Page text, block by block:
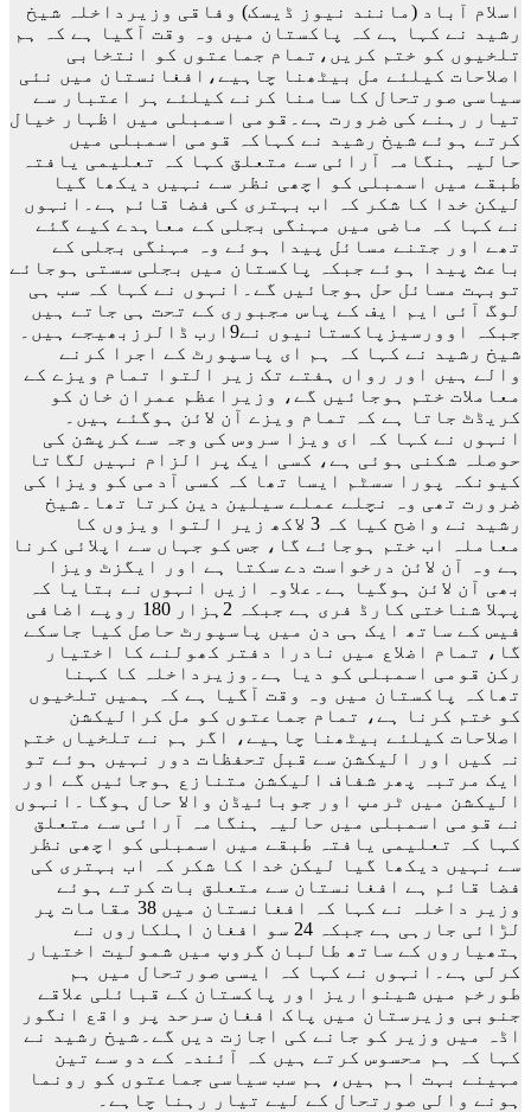
اسلام آباد (مانند نیوز ڈیسک) وفاقی وزیرداخلہ شیخ
رشید نے کہا ہے کہ پاکستان میں وہ وقت آگیا ہے کہ ہم
تلخیوں کو ختم کریں،تمام جماعتوں کو انتخابی
اصلاحات کیلئے مل بیٹھنا چاہیے،افغانستان میں نئی
سیاسی صورتحال کا سامنا کرنے کیلئے ہر اعتبار سے
تیار رہنے کی ضرورت ہے۔قومی اسمبلی میں اظہار خیال
کرتے ہوئے شیخ رشید نے کہاکہ قومی اسمبلی میں
حالیہ ہنگامہ آرائی سے متعلق کہا کہ تعلیمی یافتہ
طبقے میں اسمبلی کو اچھی نظر سے نہیں دیکھا گیا
لیکن خدا کا شکر کہ اب بہتری کی فضا قائم ہے۔انہوں
نے کہا کہ ماضی میں مہنگی بجلی کے معاہدے کیے گئے
تھے اور جتنے مسائل پیدا ہوئے وہ مہنگی بجلی کے
باعث پیدا ہوئے جبکہ پاکستان میں بجلی سستی ہوجائے
توبہت مسائل حل ہوجائیں گے۔انہوں نے کہا کہ سب ہی
لوگ آئی ایم ایف کے پاس مجبوری کے تحت ہی جاتے ہیں
جبکہ اوورسیزپاکستانیوں نے9ارب ڈالرزبھیجے ہیں۔
شیخ رشید نے کہا کہ ہم ای پاسپورٹ کے اجرا کرنے
والے ہیں اور رواں ہفتے تک زیر التوا تمام ویزے کے
معاملات ختم ہوجائیں گے، وزیراعظم عمران خان کو
کریڈٹ جاتا ہے کہ تمام ویزے آن لائن ہوگئے ہیں۔
انہوں نے کہا کہ ای ویزا سروس کی وجہ سے کرپشن کی
حوصلہ شکنی ہوئی ہے، کسی ایک پر الزام نہیں لگاتا
کیونکہ پورا سسٹم ایسا تھا کہ کسی آدمی کو ویزا کی
ضرورت تھی وہ نچلے عملے سیلین دین کرتا تھا۔شیخ
رشید نے واضح کیا کہ 3 لاکھ زیر التوا ویزوں کا
معاملہ اب ختم ہوجائے گا، جس کو جہاں سے اپلائی کرنا
ہے وہ آن لائن درخواست دے سکتا ہے اور ایگزٹ ویزا
بھی آن لائن ہوگیا ہے۔علاوہ ازیں انہوں نے بتایا کہ
پہلا شناختی کارڈ فری ہے جبکہ 2ہزار 180 روپے اضافی
فیس کے ساتھ ایک ہی دن میں پاسپورٹ حاصل کیا جاسکے
گا، تمام اضلاع میں نادرا دفتر کھولنے کا اختیار
رکن قومی اسمبلی کو دیا ہے۔وزیرداخلہ کا کہنا
تھاکہ پاکستان میں وہ وقت آگیا ہے کہ ہمیں تلخیوں
کو ختم کرنا ہے، تمام جماعتوں کو مل کرالیکشن
اصلاحات کیلئے بیٹھنا چاہیے، اگر ہم نے تلخیاں ختم
نہ کیں اور الیکشن سے قبل تحفظات دور نہیں ہوئے تو
ایک مرتبہ پھر شفاف الیکشن متنازع ہوجائیں گے اور
الیکشن میں ٹرمپ اور جوبائیڈن والا حال ہوگا۔انہوں
نے قومی اسمبلی میں حالیہ ہنگامہ آرائی سے متعلق
کہا کہ تعلیمی یافتہ طبقے میں اسمبلی کو اچھی نظر
سے نہیں دیکھا گیا لیکن خدا کا شکر کہ اب بہتری کی
فضا قائم ہے افغانستان سے متعلق بات کرتے ہوئے
وزیر داخلہ نے کہا کہ افغانستان میں 38 مقامات پر
لڑائی جارہی ہے جبکہ 24 سو افغان اہلکاروں نے
ہتھیاروں کے ساتھ طالبان گروپ میں شمولیت اختیار
کرلی ہے۔انہوں نے کہا کہ ایسی صورتحال میں ہم
طورخم میں شینواریز اور پاکستان کے قبائلی علاقے
جنوبی وزیرستان میں پاک افغان سرحد پر واقع انگور
اڈہ میں وزیر کو جانے کی اجازت دیں گے۔شیخ رشید نے
کہا کہ ہم محسوس کرتے ہیں کہ آئندہ کے دو سے تین
مہینے بہت اہم ہیں، ہم سب سیاسی جماعتوں کو رونما
ہونے والی صورتحال کے لیے تیار رہنا چاہے۔